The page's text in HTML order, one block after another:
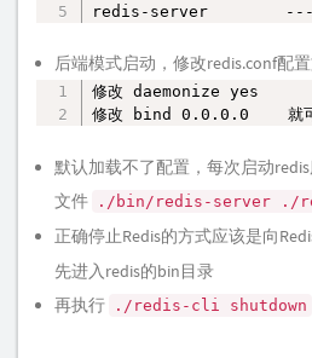
redis-server        ----
后端模式启动，修改redis.conf配
修改 daemonize yes
修改 bind 0.0.0.0    就可
默认加载不了配置，每次启动
文件
./bin/redis-server ./
正确停止Redis的方式应该是向
先进入redis的bin目录
再执行
./redis-cli shutdown